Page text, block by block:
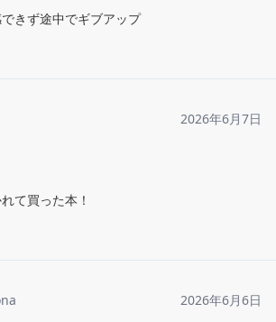
きず途中でギブアップ
2026年6月7日
て買った本！
2026年6月6日